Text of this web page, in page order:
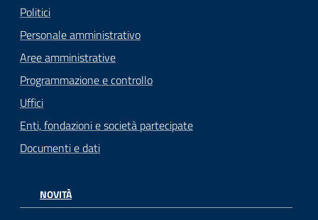
Politici
Personale amministrativo
Aree amministrative
Programmazione e controllo
Uffici
Enti, fondazioni e società partecipate
Documenti e dati
NOVITÀ